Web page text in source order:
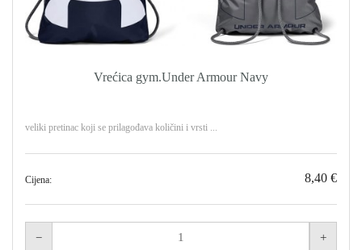
Vrećica gym.Under Armour Navy
veliki pretinac koji se prilagođava količini i vrsti ...
Cijena: 8,40 €